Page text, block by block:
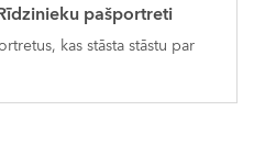
pašportreti
kas stāsta stāstu par